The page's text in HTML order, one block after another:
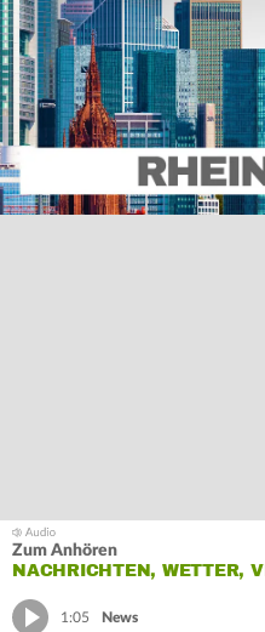
Zum Anhören
NACHRICHTEN, WETTER,
1:05 News